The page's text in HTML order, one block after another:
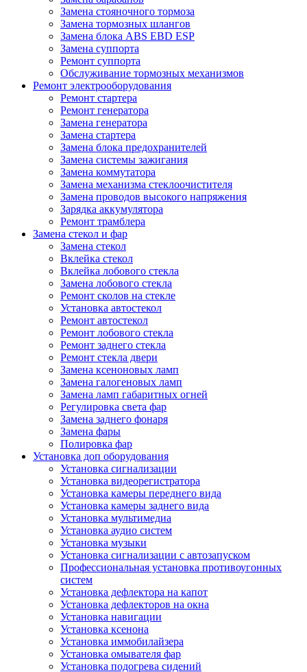
Замена стояночного тормоза
Замена тормозных шлангов
Замена блока ABS EBD ESP
Замена суппорта
Ремонт суппорта
Обслуживание тормозных механизмов
Ремонт электрооборудования
Ремонт стартера
Ремонт генератора
Замена генератора
Замена стартера
Замена блока предохранителей
Замена системы зажигания
Замена коммутатора
Замена механизма стеклоочистителя
Замена проводов высокого напряжения
Зарядка аккумулятора
Ремонт трамблера
Замена стекол и фар
Замена стекол
Вклейка стекол
Вклейка лобового стекла
Замена лобового стекла
Ремонт сколов на стекле
Установка автостекол
Ремонт автостекол
Ремонт лобового стекла
Ремонт заднего стекла
Ремонт стекла двери
Замена ксеноновых ламп
Замена галогеновых ламп
Замена ламп габаритных огней
Регулировка света фар
Замена заднего фонаря
Замена фары
Полировка фар
Установка доп оборудования
Установка сигнализации
Установка видеорегистратора
Установка камеры переднего вида
Установка камеры заднего вида
Установка мультимедиа
Установка аудио систем
Установка музыки
Установка сигнализации с автозапуском
Профессиональная установка противоугонных
систем
Установка дефлектора на капот
Установка дефлекторов на окна
Установка навигации
Установка ксенона
Установка иммобилайзера
Установка омывателя фар
Установка подогрева сидений